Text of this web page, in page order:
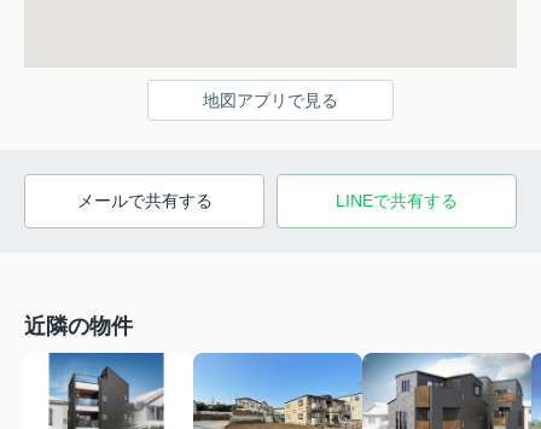
地図アプリで見る
メールで共有する LINEで共有する
近隣の物件